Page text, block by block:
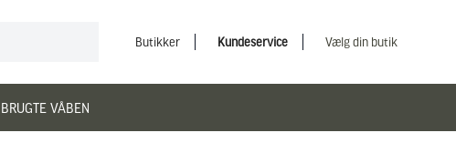
Butikker Kundeservice Vælg din butik
BRUGTE VÅBEN